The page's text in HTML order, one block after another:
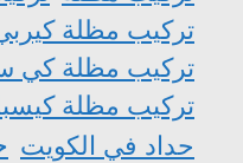
تركيب مظلة
تركيب مظلة كي
تركيب مظلة
حداد في الكويت